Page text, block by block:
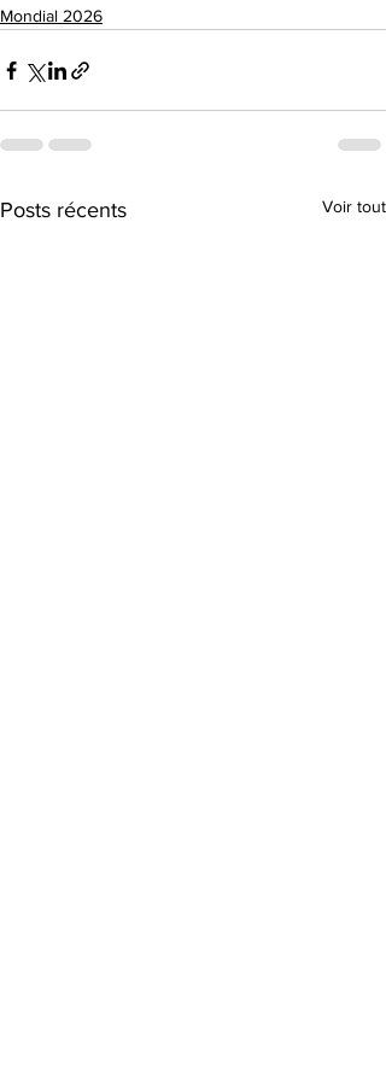
Mondial 2026
Posts récents Voir tout